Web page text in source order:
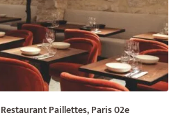
Paillettes, Paris 02e